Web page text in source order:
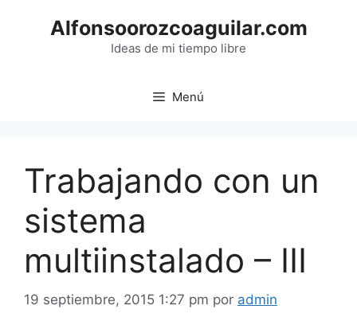
Alfonsoorozcoaguilar.com
Ideas de mi tiempo libre
Menú
Trabajando con un
sistema
multiinstalado – III
19 septiembre, 2015 1:27 pm por admin